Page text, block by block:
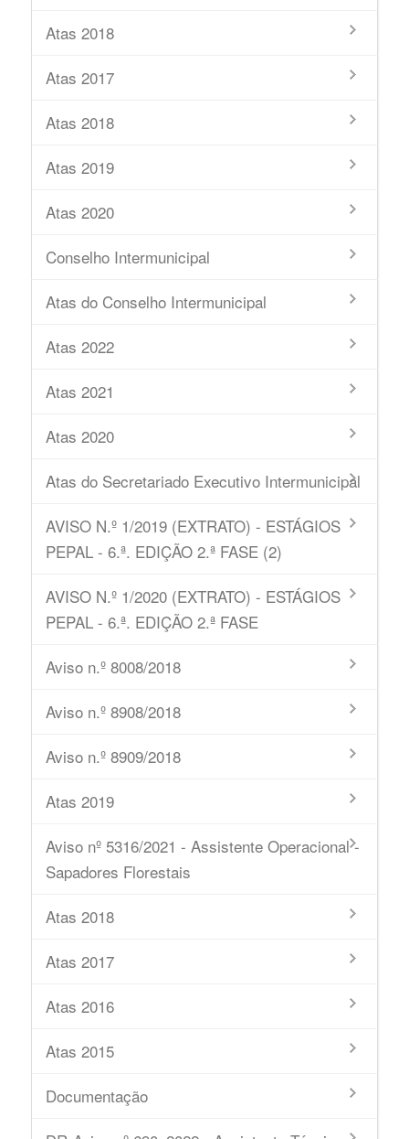
Atas 2018
Atas 2017
Atas 2018
Atas 2019
Atas 2020
Conselho Intermunicipal
Atas do Conselho Intermunicipal
Atas 2022
Atas 2021
Atas 2020
Atas do Secretariado Executivo Intermunicipal
AVISO N.º 1/2019 (EXTRATO) - ESTÁGIOS
PEPAL - 6.ª. EDIÇÃO 2.ª FASE (2)
AVISO N.º 1/2020 (EXTRATO) - ESTÁGIOS
PEPAL - 6.ª. EDIÇÃO 2.ª FASE
Aviso n.º 8008/2018
Aviso n.º 8908/2018
Aviso n.º 8909/2018
Atas 2019
Aviso nº 5316/2021 - Assistente Operacional -
Sapadores Florestais
Atas 2018
Atas 2017
Atas 2016
Atas 2015
Documentação